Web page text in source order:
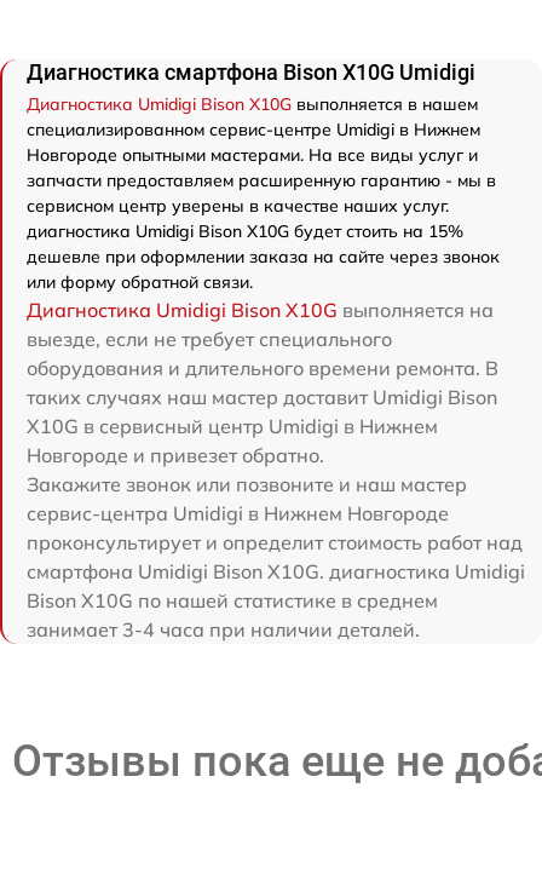
Диагностика смартфона Bison X10G Umidigi
Диагностика Umidigi Bison X10G выполняется в нашем
специализированном сервис-центре Umidigi в Нижнем
Новгороде опытными мастерами. На все виды услуг и
запчасти предоставляем расширенную гарантию - мы в
сервисном центр уверены в качестве наших услуг.
диагностика Umidigi Bison X10G будет стоить на 15%
дешевле при оформлении заказа на сайте через звонок
или форму обратной связи.
Диагностика Umidigi Bison X10G выполняется на
выезде, если не требует специального
оборудования и длительного времени ремонта. В
таких случаях наш мастер доставит Umidigi Bison
X10G в сервисный центр Umidigi в Нижнем
Новгороде и привезет обратно.
Закажите звонок или позвоните и наш мастер
сервис-центра Umidigi в Нижнем Новгороде
проконсультирует и определит стоимость работ над
смартфона Umidigi Bison X10G. диагностика Umidigi
Bison X10G по нашей статистике в среднем
занимает 3-4 часа при наличии деталей.
Отзывы пока еще не